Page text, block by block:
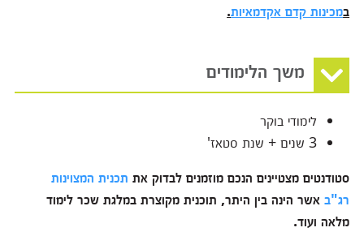
במכינות קדם אקדמאיות.
משך הלימודים
לימודי בוקר
3 שנים + שנת סטאז'
סטודנטים מצטיינים הנכם מוזמנים לבדוק את תכנית המצוינות
רג"באשר הינה בין היתר, תוכנית מקוצרת במלגת שכר לימוד
מלאה ועוד.